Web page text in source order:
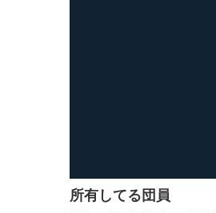
所有してる団員